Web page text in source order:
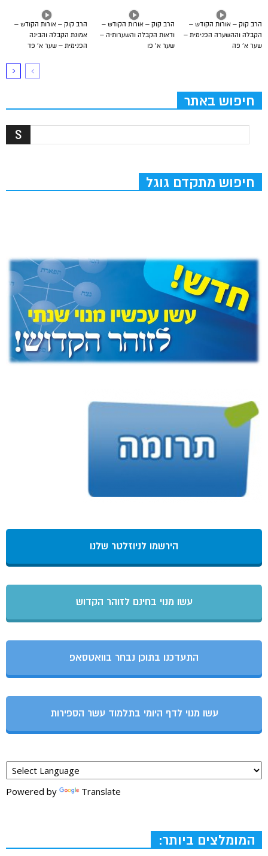
הרב קוק – אורות הקודש –
אמונת הקבלה והבינה
הפנימית – שער א’ פד
הרב קוק – אורות הקודש –
ודאות הקבלה והשערותיה –
שער א’ פו
הרב קוק – אורות הקודש –
הקבלה וההשערה הפנימית –
שער א’ פה
חיפוש באתר
חיפוש מתקדם גוגל
הירשמו לניוזלטר שלנו
עשו מנוי בחינם לזוהר הקדוש
התעדכנו בתוכן נבחר בוואטסאפ
עשו מנוי לדף היומי בתלמוד עשר הספירות
Powered by Translate
המומלצים ביותר: